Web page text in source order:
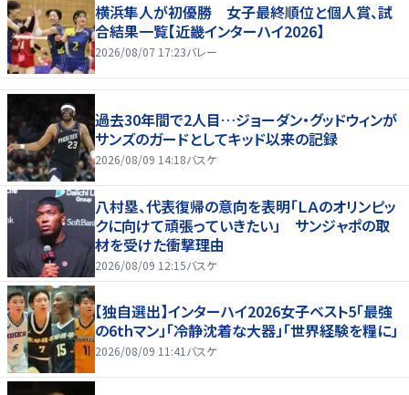
横浜隼人が初優勝 女子最終順位と個人賞、試
合結果一覧【近畿インターハイ2026】
2026/08/07 17:23バレー
過去30年間で2人目…ジョーダン・グッドウィンが
サンズのガードとしてキッド以来の記録
2026/08/09 14:18バスケ
八村塁、代表復帰の意向を表明「ＬＡのオリンピッ
クに向けて頑張っていきたい」 サンジャポの取
材を受けた衝撃理由
2026/08/09 12:15バスケ
【独自選出】インターハイ2026女子ベスト5「最強
の6thマン」「冷静沈着な大器」「世界経験を糧に」
2026/08/09 11:41 バスケ